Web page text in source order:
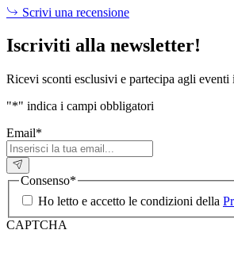
Scrivi una recensione
Iscriviti alla newsletter!
Ricevi sconti esclusivi e partecipa agli eventi
"*" indica i campi obbligatori
Email*
Consenso*
Ho letto e accetto le condizioni della
CAPTCHA